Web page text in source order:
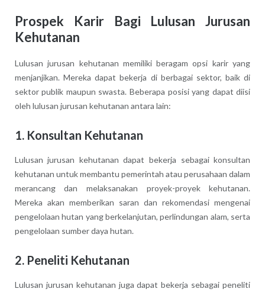
Prospek Karir Bagi Lulusan Jurusan
Kehutanan
Lulusan jurusan kehutanan memiliki beragam opsi karir yang
menjanjikan. Mereka dapat bekerja di berbagai sektor, baik di
sektor publik maupun swasta. Beberapa posisi yang dapat diisi
oleh lulusan jurusan kehutanan antara lain:
1. Konsultan Kehutanan
Lulusan jurusan kehutanan dapat bekerja sebagai konsultan
kehutanan untuk membantu pemerintah atau perusahaan dalam
merancang dan melaksanakan proyek-proyek kehutanan.
Mereka akan memberikan saran dan rekomendasi mengenai
pengelolaan hutan yang berkelanjutan, perlindungan alam, serta
pengelolaan sumber daya hutan.
2. Peneliti Kehutanan
Lulusan jurusan kehutanan juga dapat bekerja sebagai peneliti